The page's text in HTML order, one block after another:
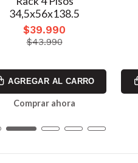
34,5x56x138.5
$39.990
$43.990
AGREGAR AL CARRO
Comprar ahora